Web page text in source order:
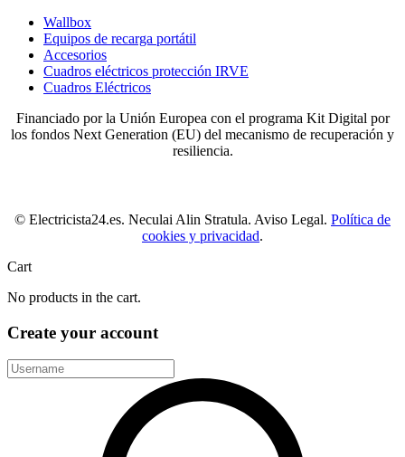
Wallbox
Equipos de recarga portátil
Accesorios
Cuadros eléctricos protección IRVE
Cuadros Eléctricos
Financiado por la Unión Europea con el programa Kit Digital por
los fondos Next Generation (EU) del mecanismo de recuperación y
resiliencia.
© Electricista24.es. Neculai Alin Stratula. Aviso Legal. Política de
cookies y privacidad.
Cart
No products in the cart.
Create your account